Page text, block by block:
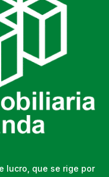
lucro, que se rige por